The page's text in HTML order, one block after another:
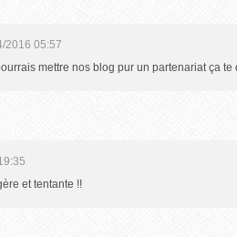
2016 05:57
mettre nos blog pur un partenariat ça te
et tentante !!